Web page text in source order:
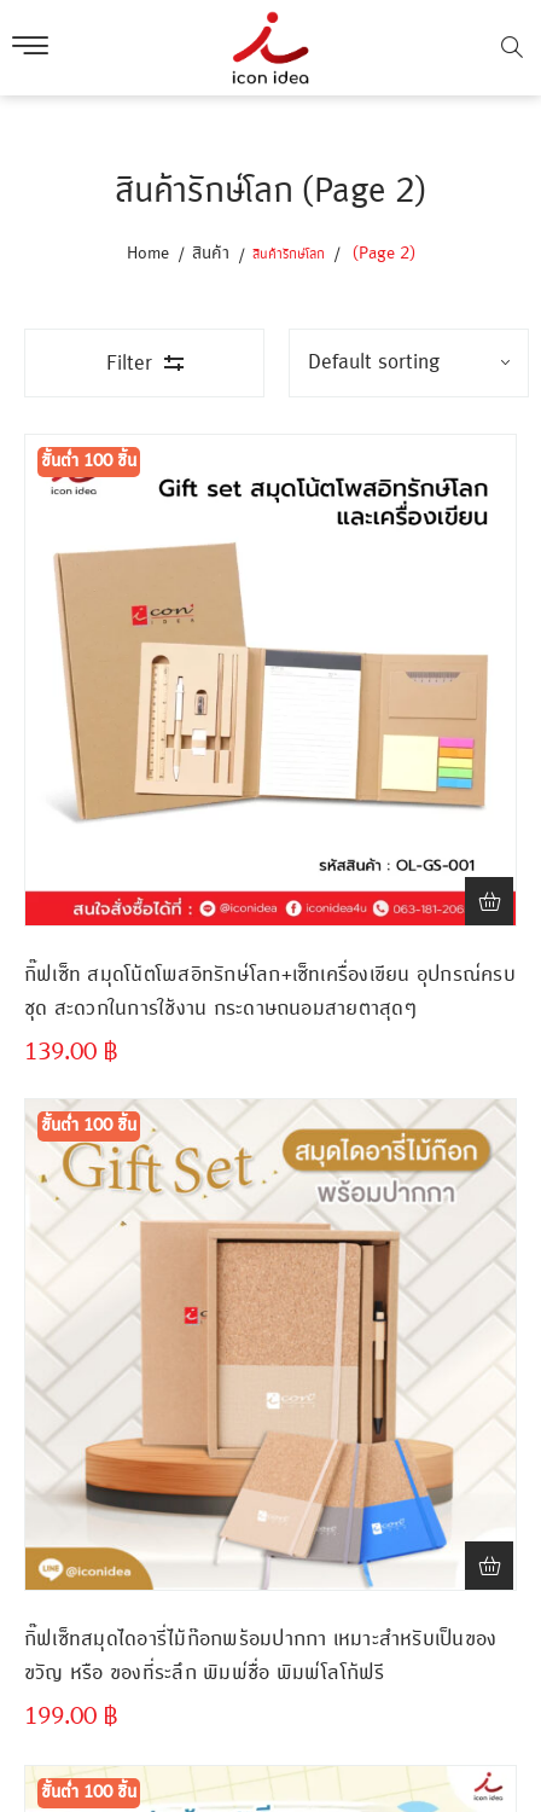
สินค้ารักษ์โลก (Page 2)
Home สินค้า สินค้ารักษ์โลก (Page 2)
Filter
ขั้นต่ำ 100 ชิ้น
กิ๊ฟเซ็ท สมุดโน้ตโพสอิทรักษ์โลก+เซ็ทเครื่องเขียน อุปกรณ์ครบ
ชุด สะดวกในการใช้งาน กระดาษถนอมสายตาสุดๆ
139.00 ฿
ขั้นต่ำ 100 ชิ้น
กิ๊ฟเซ็ทสมุดไดอารี่ไม้ก๊อกพร้อมปากกา เหมาะสำหรับเป็นของ
ขวัญ หรือ ของที่ระลึก พิมพ์ชื่อ พิมพ์โลโก้ฟรี
199.00 ฿
ขั้นต่ำ 100 ชิ้น